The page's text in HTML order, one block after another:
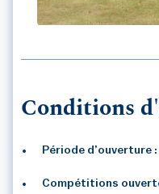
Conditions
Période d’ouverture :
Compétitions